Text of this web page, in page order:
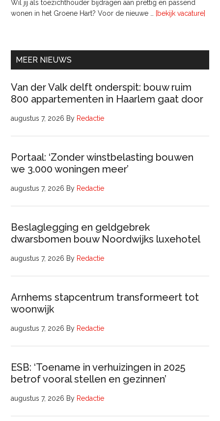
Wil jij als toezichthouder bijdragen aan prettig en passend
wonen in het Groene Hart? Voor de nieuwe …
[bekijk vacature]
MEER NIEUWS
Van der Valk delft onderspit: bouw ruim
800 appartementen in Haarlem gaat door
augustus 7, 2026 By Redactie
Portaal: ‘Zonder winstbelasting bouwen
we 3.000 woningen meer’
augustus 7, 2026 By Redactie
Beslaglegging en geldgebrek
dwarsbomen bouw Noordwijks luxehotel
augustus 7, 2026 By Redactie
Arnhems stapcentrum transformeert tot
woonwijk
augustus 7, 2026 By Redactie
ESB: ‘Toename in verhuizingen in 2025
betrof vooral stellen en gezinnen’
augustus 7, 2026 By Redactie